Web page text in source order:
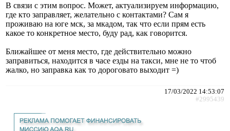
В связи с этим вопрос. Может, актуализируем информацию,
где кто заправляет, желательно с контактами? Сам я
проживаю на юге мск, за мкадом, так что если прям есть
какое то конкретное место, буду рад, как говорится.
Ближайшее от меня место, где действительно можно
заправиться, находится в часе езды на такси, мне не то чтоб
жалко, но заправка как то дороговато выходит =)
17/03/2022 14:53:07
#2995439